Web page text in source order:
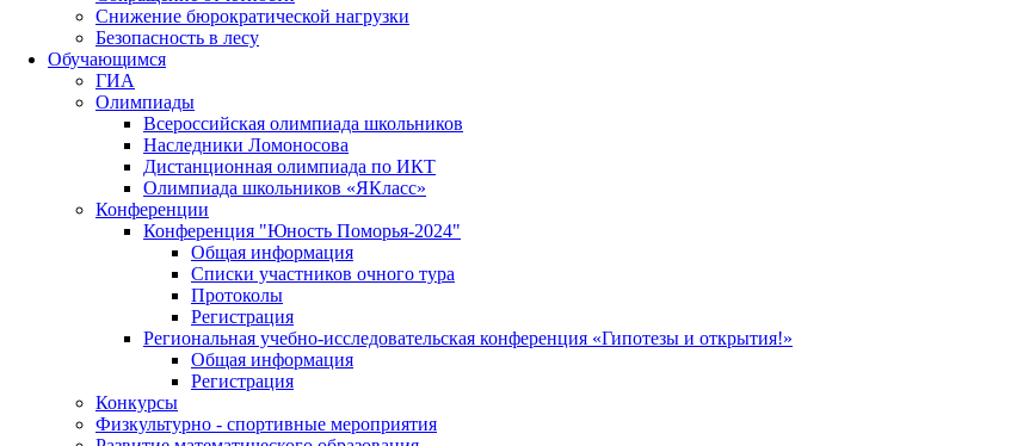
Снижение бюрократической нагрузки
Безопасность в лесу
Обучающимся
ГИА
Олимпиады
Всероссийская олимпиада школьников
Наследники Ломоносова
Дистанционная олимпиада по ИКТ
Олимпиада школьников «ЯКласс»
Конференции
Конференция "Юность Поморья-2024"
Общая информация
Списки участников очного тура
Протоколы
Регистрация
Региональная учебно-исследовательская конференция «Гипотезы и открытия!»
Общая информация
Регистрация
Конкурсы
Физкультурно - спортивные мероприятия